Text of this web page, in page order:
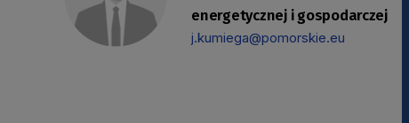
energetycznej i gospodarczej
j.kumiega@pomorskie.eu